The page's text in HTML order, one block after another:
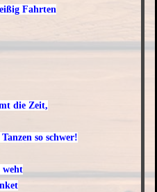
Fahrten
die Zeit,
so schwer!
weht